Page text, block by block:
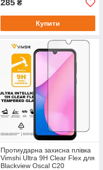
285 ₴
Купити
Протиударна захисна плівка
Vimshi Ultra 9H Clear Flex для
Blackview Oscal C20